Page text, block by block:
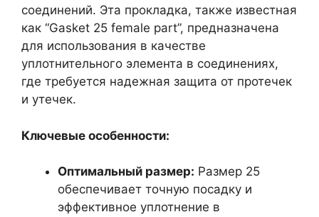
соединений. Эта прокладка, также известная
как “Gasket 25 female part”, предназначена
для использования в качестве
уплотнительного элемента в соединениях,
где требуется надежная защита от протечек
и утечек.
Ключевые особенности:
Оптимальный размер: Размер 25
обеспечивает точную посадку и
эффективное уплотнение в